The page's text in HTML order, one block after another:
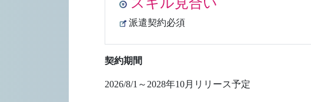
派遣契約必須
契約期間
2026/8/1～2028年10月リリース予定